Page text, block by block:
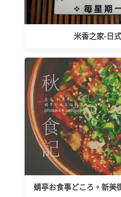
米香之家-日
蜻亭お食事どころ。新美